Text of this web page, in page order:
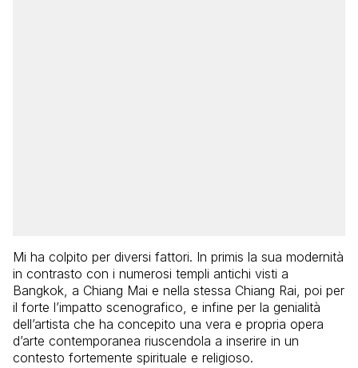
Mi ha colpito per diversi fattori. In primis la sua modernità
in contrasto con i numerosi templi antichi visti a
Bangkok, a Chiang Mai e nella stessa Chiang Rai, poi per
il forte l’impatto scenografico, e infine per la genialità
dell’artista che ha concepito una vera e propria opera
d’arte contemporanea riuscendola a inserire in un
contesto fortemente spirituale e religioso.